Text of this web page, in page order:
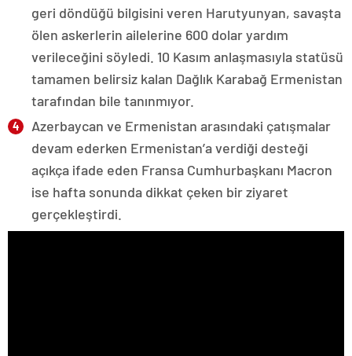
geri döndüğü bilgisini veren Harutyunyan, savaşta
ölen askerlerin ailelerine 600 dolar yardım
verileceğini söyledi. 10 Kasım anlaşmasıyla statüsü
tamamen belirsiz kalan Dağlık Karabağ Ermenistan
tarafından bile tanınmıyor.
Azerbaycan ve Ermenistan arasındaki çatışmalar
devam ederken Ermenistan’a verdiği desteği
açıkça ifade eden Fransa Cumhurbaşkanı Macron
ise hafta sonunda dikkat çeken bir ziyaret
gerçekleştirdi.